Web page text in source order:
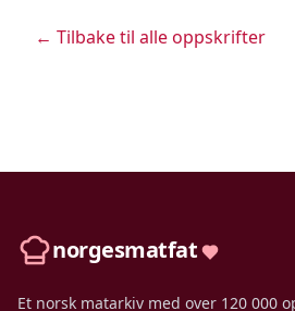
← Tilbake til alle oppskrifter
norgesmatfat
Et norsk matarkiv med over 120 000